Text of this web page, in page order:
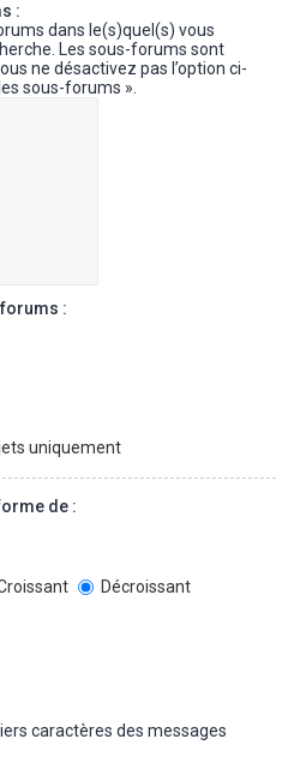
:
dans le(s)quel(s) vous
Les sous-forums sont
ne désactivez pas l’option ci-
sous-forums ».
:
uniquement
de :
Décroissant
caractères des messages